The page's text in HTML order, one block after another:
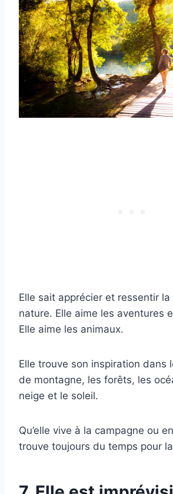
Elle sait apprécier et ressentir
nature. Elle aime les aventures
Elle aime les animaux.
Elle trouve son inspiration dans
de montagne, les forêts, les
neige et le soleil.
Qu’elle vive à la campagne ou
trouve toujours du temps pour